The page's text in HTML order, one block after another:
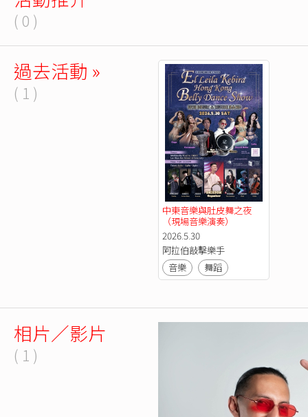
( 0 )
過去活動 »
( 1 )
中東音樂與肚皮舞之夜
（現場音樂演奏）
2026.5.30
阿拉伯敲擊樂手
音樂
舞蹈
相片／影片
( 1 )